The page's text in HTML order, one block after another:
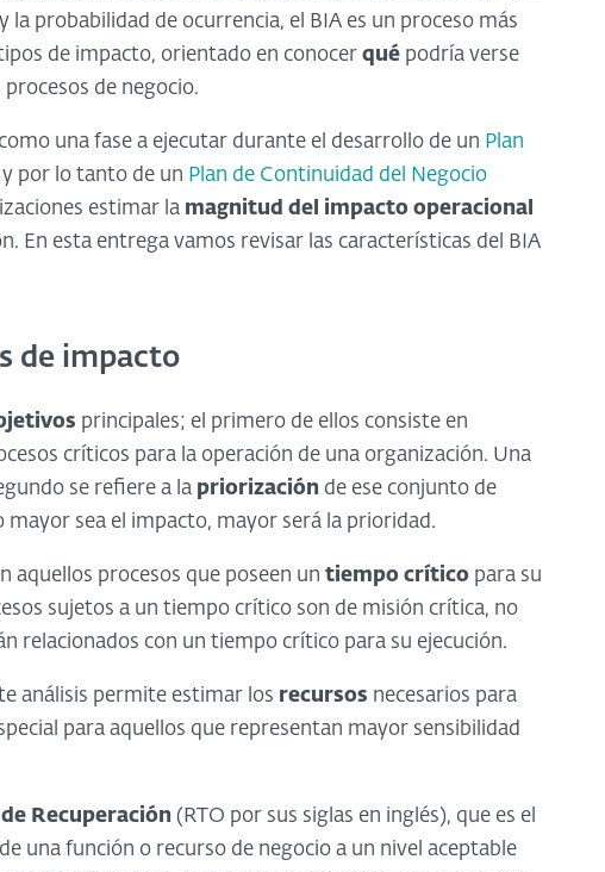
probabilidad de ocurrencia, el BIA es un proceso más
de impacto, orientado en conocer qué podría verse
procesos de negocio.
una fase a ejecutar durante el desarrollo de un Plan
y por lo tanto de un Plan de Continuidad del Negocio
estimar la magnitud del impacto operacional
En esta entrega vamos revisar las características del BIA
de impacto
principales; el primero de ellos consiste en
críticos para la operación de una organización. Una
se refiere a la priorización de ese conjunto de
sea el impacto, mayor será la prioridad.
aquellos procesos que poseen un tiempo crítico para su
sujetos a un tiempo crítico son de misión crítica, no
relacionados con un tiempo crítico para su ejecución.
análisis permite estimar los recursos necesarios para
para aquellos que representan mayor sensibilidad
Recuperación (RTO por sus siglas en inglés), que es el
una función o recurso de negocio a un nivel aceptable